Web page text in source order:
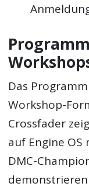
Das
Workshop-
Crossfader
auf Engine OS
DMC-